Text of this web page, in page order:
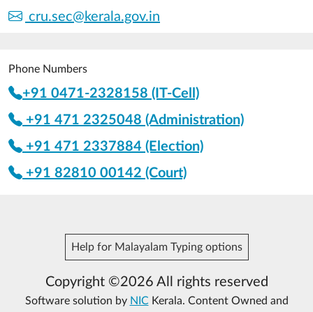
cru.sec@kerala.gov.in
Phone Numbers
+91 0471-2328158 (IT-Cell)
+91 471 2325048 (Administration)
+91 471 2337884 (Election)
+91 82810 00142 (Court)
Help for Malayalam Typing options
Copyright ©2026 All rights reserved
Software solution by NICKerala. Content Owned and